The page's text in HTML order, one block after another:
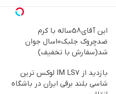
این آقای58ساله با کرم
ضدچروک جلبک10سال جوان
شد(سفارش با تخفیف)
بازدید از IM LS7 لوکس ترین
شاسی بلند برقی ایران در باشگاه